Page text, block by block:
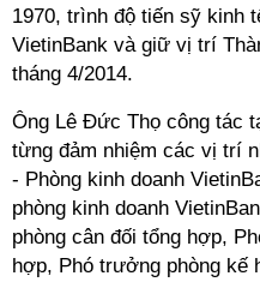
1970, trình độ tiến sỹ kinh
VietinBank và giữ vị trí
tháng 4/2014.
Ông Lê Đức Thọ công tác
từng đảm nhiệm các vị trí
- Phòng kinh doanh
phòng kinh doanh
phòng cân đối tổng hợp,
hợp, Phó trưởng phòng kế